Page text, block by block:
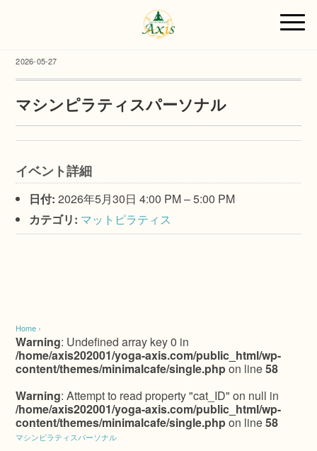
2026-05-27
マシンピラティスパーソナル
イベント詳細
日付: 2026年5月30日 4:00 PM–5:00 PM
カテゴリ: マットピラティス
Home ›
Warning: Undefined array key 0 in
/home/axis202001/yoga-axis.com/public_html/wp-
content/themes/minimalcafe/single.phpon line58
Warning: Attempt to read property "cat_ID" on null in
/home/axis202001/yoga-axis.com/public_html/wp-
content/themes/minimalcafe/single.phpon line58
マシンピラティスパーソナル